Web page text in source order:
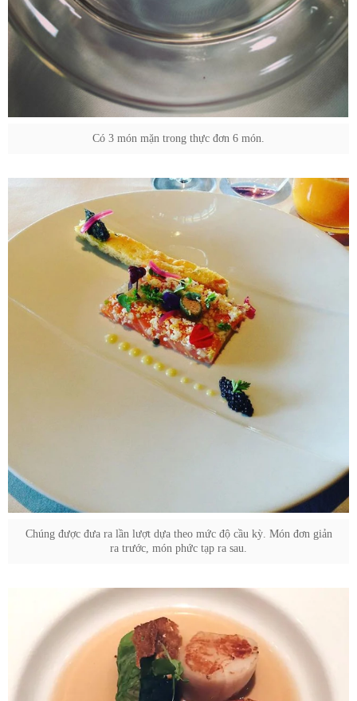
Có 3 món mặn trong thực đơn 6 món.
Chúng được đưa ra lần lượt dựa theo mức độ cầu kỳ. Món đơn giản
ra trước, món phức tạp ra sau.